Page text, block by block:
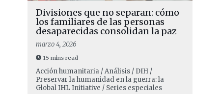
Divisiones que no separan: cómo
los familiares de las personas
desaparecidas consolidan la paz
marzo 4, 2026
15 mins read
Acción humanitaria / Análisis / DIH /
Preservar la humanidad en la guerra: la
Global IHL Initiative / Series especiales